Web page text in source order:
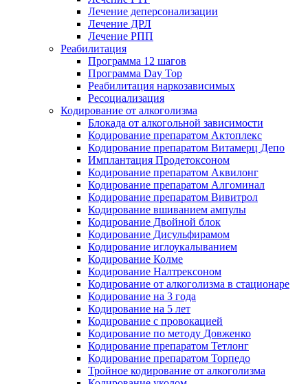
Лечение деперсонализации
Лечение ДРЛ
Лечение РПП
Реабилитация
Программа 12 шагов
Программа Day Top
Реабилитация наркозависимых
Ресоциализация
Кодирование от алкоголизма
Блокада от алкогольной зависимости
Кодирование препаратом Актоплекс
Кодирование препаратом Витамерц Депо
Имплантация Продетоксоном
Кодирование препаратом Аквилонг
Кодирование препаратом Алгоминал
Кодирование препаратом Вивитрол
Кодирование вшиванием ампулы
Кодирование Двойной блок
Кодирование Дисульфирамом
Кодирование иглоукалыванием
Кодирование Колме
Кодирование Налтрексоном
Кодирование от алкоголизма в стационаре
Кодирование на 3 года
Кодирование на 5 лет
Кодирование с провокацией
Кодирование по методу Довженко
Кодирование препаратом Тетлонг
Кодирование препаратом Торпедо
Тройное кодирование от алкоголизма